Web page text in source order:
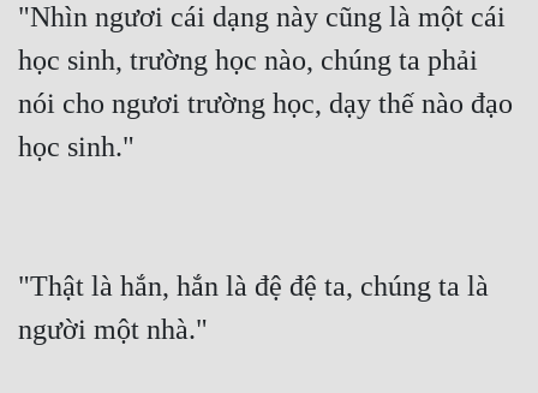
"Nhìn ngươi cái dạng này cũng là một cái
học sinh, trường học nào, chúng ta phải
nói cho ngươi trường học, dạy thế nào đạo
học sinh."
"Thật là hắn, hắn là đệ đệ ta, chúng ta là
người một nhà."